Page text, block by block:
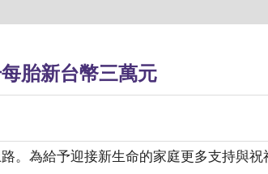
胎新台幣三萬元
。為給予迎接新生命的家庭更多支持與